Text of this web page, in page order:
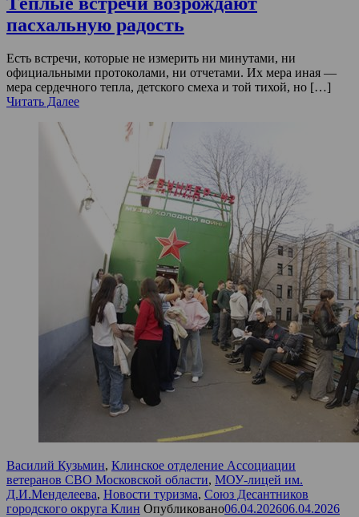
пасхальную радость
Есть встречи, которые не измерить ни минутами, ни
официальными протоколами, ни отчетами. Их мера иная —
мера сердечного тепла, детского смеха и той тихой, но […]
Читать Далее
Василий Кузьмин, Клинское отделение Ассоциации
ветеранов СВО Московской области, МОУ-лицей им.
Д.И.Менделеева, Новости туризма, Союз Десантников
городского округа Клин Опубликовано06.04.202606.04.2026